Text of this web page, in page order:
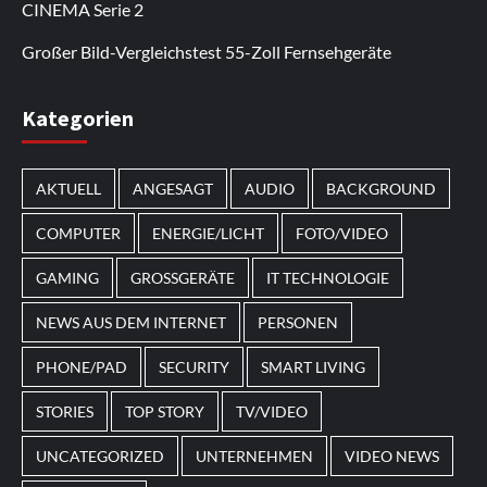
CINEMA Serie 2
Großer Bild-Vergleichstest 55-Zoll Fernsehgeräte
Im Laufe des Jahres erscheinen thematische
Spielautomaten mit passenden Designs. Im Bereich
vonMagneticslotskönnen solche saisonalen Slots
beispielsweise an Feiertage oder besondere Events
angepasst sein.
Kategorien
AKTUELL ANGESAGT AUDIO BACKGROUND
COMPUTER ENERGIE/LICHT FOTO/VIDEO
GAMING GROSSGERÄTE IT TECHNOLOGIE
NEWS AUS DEM INTERNET PERSONEN
PHONE/PAD SECURITY SMART LIVING
STORIES TOP STORY TV/VIDEO
UNCATEGORIZED UNTERNEHMEN VIDEO NEWS